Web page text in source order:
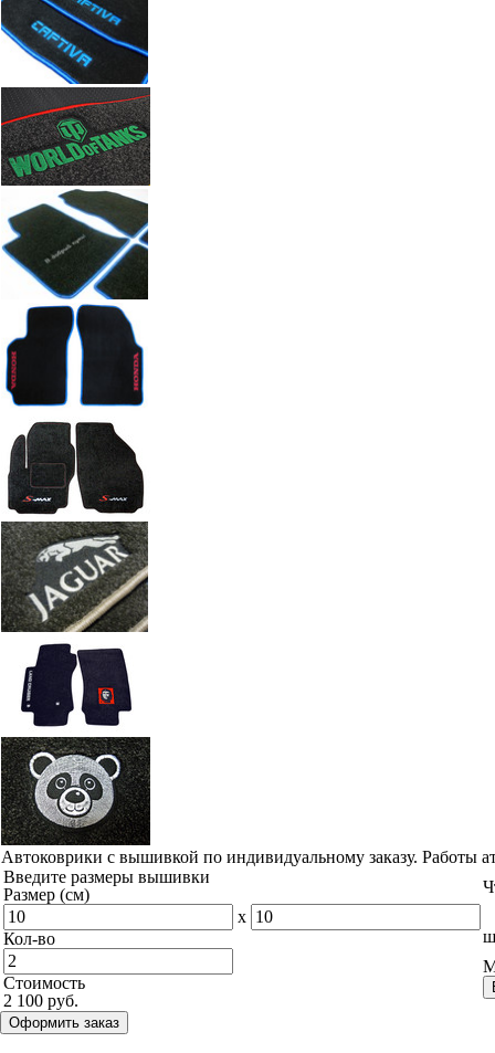
Автоковрики с вышивкой по индивидуальному заказу. Работы
Введите размеры вышивки
Размер (см)
x
Кол-во
Стоимость
2 100 руб.
Оформить заказ